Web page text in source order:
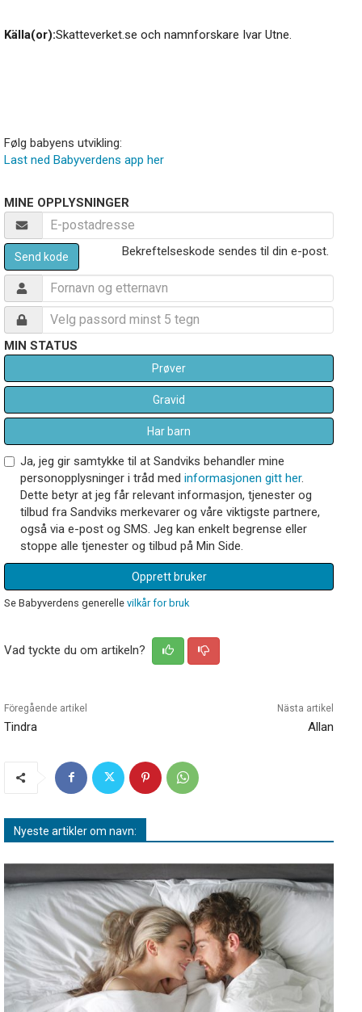
Källa(or):Skatteverket.se och namnforskare Ivar Utne.
Følg babyens utvikling:
Last ned Babyverdens app her
MINE OPPLYSNINGER
Send kode Bekreftelseskode sendes til din e-post.
MIN STATUS
Prøver
Gravid
Har barn
Ja, jeg gir samtykke til at Sandviks behandler mine
personopplysninger i tråd med informasjonen gitt her.
Dette betyr at jeg får relevant informasjon, tjenester og
tilbud fra Sandviks merkevarer og våre viktigste partnere,
også via e-post og SMS. Jeg kan enkelt begrense eller
stoppe alle tjenester og tilbud på Min Side.
Opprett bruker
Se Babyverdens generelle vilkår for bruk
Vad tyckte du om artikeln?
Föregående artikel
Tindra
Nästa artikel
Allan
Nyeste artikler om navn: